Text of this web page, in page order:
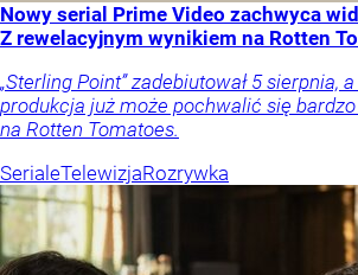
Nowy serial Prime Video zachwyca
Z rewelacyjnym wynikiem na Rotten
„Sterling Point” zadebiutował 5 sierpnia,
produkcja już może pochwalić się
na Rotten Tomatoes.
SerialeTelewizjaRozrywka